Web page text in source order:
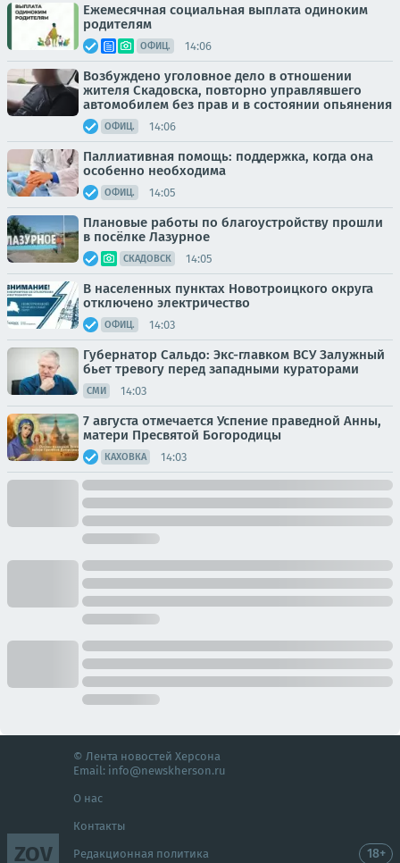
Ежемесячная социальная выплата одиноким
родителям
ОФИЦ. 14:06
Возбуждено уголовное дело в отношении
жителя Скадовска, повторно управлявшего
автомобилем без прав и в состоянии опьянения
ОФИЦ. 14:06
Паллиативная помощь: поддержка, когда она
особенно необходима
ОФИЦ. 14:05
Плановые работы по благоустройству прошли
в посёлке Лазурное
СКАДОВСК 14:05
В населенных пунктах Новотроицкого округа
отключено электричество
ОФИЦ. 14:03
Губернатор Сальдо: Экс-главком ВСУ Залужный
бьет тревогу перед западными кураторами
СМИ 14:03
7 августа отмечается Успение праведной Анны,
матери Пресвятой Богородицы
КАХОВКА 14:03
ZOV
© Лента новостей Херсона
Email: info@newskherson.ru
О нас
Контакты
Редакционная политика 18+